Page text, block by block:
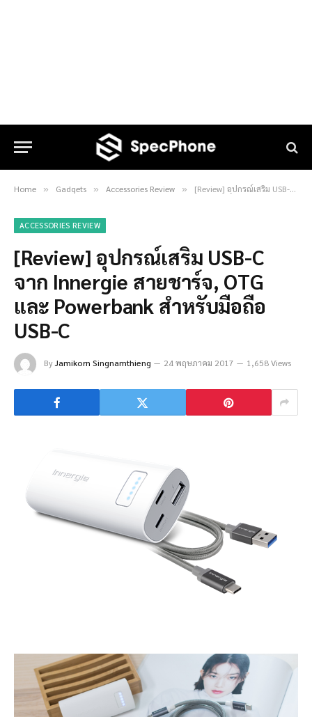
Home » Gadgets » Accessories Review » [Review] อุปกรณ์เสริม USB-C จาก Innergie สายชาร์จ, OTG และ Powerbank สำหรับมือถือ USB-C
ACCESSORIES REVIEW
[Review] อุปกรณ์เสริม USB-C
จาก Innergie สายชาร์จ, OTG
และ Powerbank สำหรับมือถือ
USB-C
ByJamikorn Singnamthieng 24 พฤษภาคม 2017 1,658 Views